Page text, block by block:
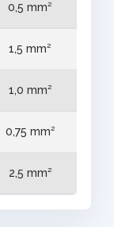
0,5 mm²
1,5 mm²
1,0 mm²
0,75 mm²
2,5 mm²